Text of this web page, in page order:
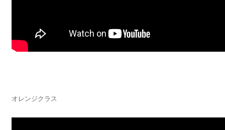
オレンジクラス